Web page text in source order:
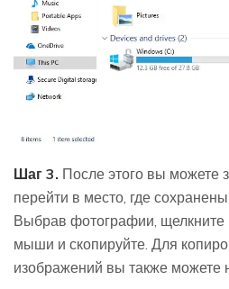
Шаг 3. После этого вы можете
перейти в место, где
Выбрав фотографии, щелкните
мыши и скопируйте. Для
изображений вы также можете